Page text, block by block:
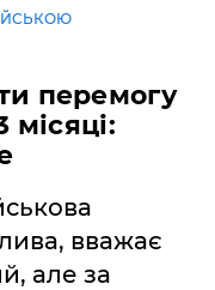
перемогу
місяці:
вважає
але за